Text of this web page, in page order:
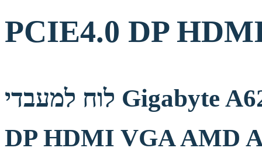
PCIE4.0 DP
לוח למעבדי Gigabyte A620M DS3H DDR5 PCIE4.0
DP HDMI VGA AMD